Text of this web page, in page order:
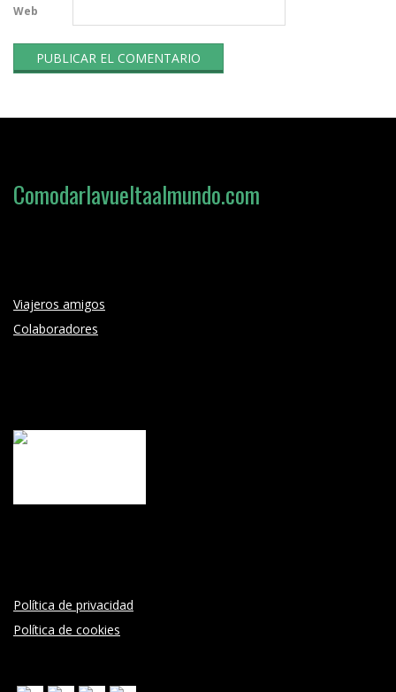
Web
Comodarlavueltaalmundo.com
Viajeros amigos
Colaboradores
Política de privacidad
Política de cookies